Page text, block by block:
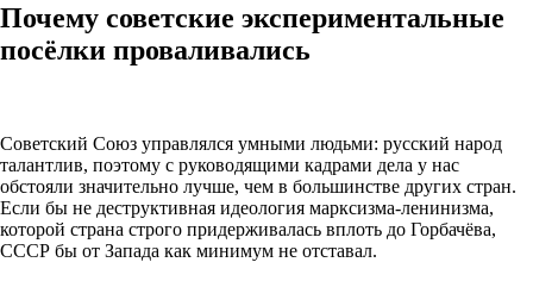
Почему советские экспериментальные
посёлки проваливались
Советский Союз управлялся умными людьми: русский народ
талантлив, поэтому с руководящими кадрами дела у нас
обстояли значительно лучше, чем в большинстве других стран.
Если бы не деструктивная идеология марксизма-ленинизма,
которой страна строго придерживалась вплоть до Горбачёва,
СССР бы от Запада как минимум не отставал.